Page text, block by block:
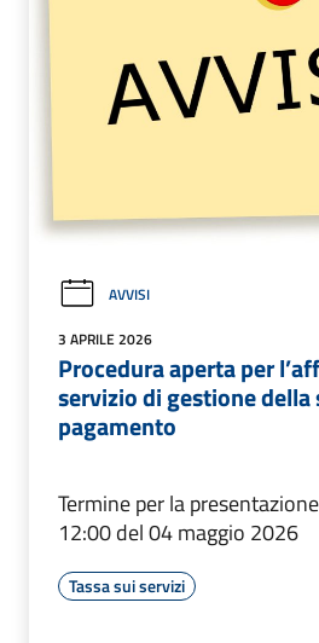
AVVISI
3 APRILE 2026
Procedura aperta per
servizio di gestione della
pagamento
Termine per la
12:00 del 04 maggio 2026
Tassa sui servizi